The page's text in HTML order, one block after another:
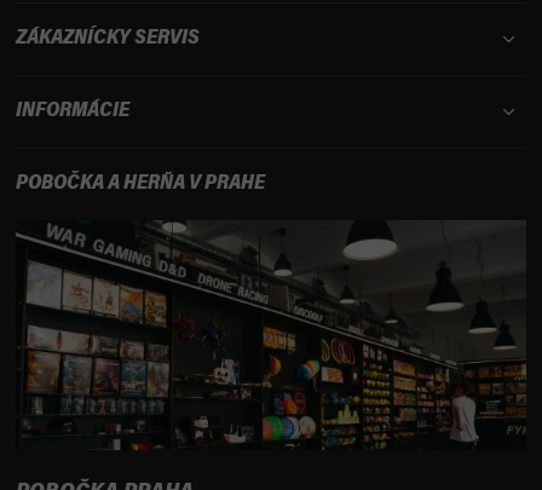
ZÁKAZNÍCKY SERVIS
INFORMÁCIE
POBOČKA A HERŇA V PRAHE